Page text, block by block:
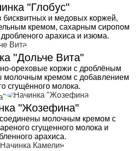
"Глобус"
бисквитных и медовых коржей,
кремом, сахарным сиропом
арахиса и изюма.
"Дольче Вита"
ореховые коржи с дроблёным
молочным кремом с добавлением
сгущённого молока.
"Жозефина"
молочным кремом с
сгущенного молока и
арахиса.